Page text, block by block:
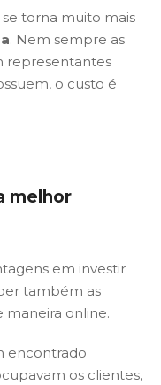
torna muito mais
. Nem sempre as
representantes
o custo é
melhor
em investir
também as
maneira online.
encontrado
os clientes,